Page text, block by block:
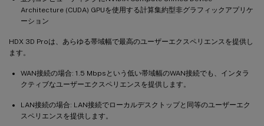
Architecture (CUDA) GPUを使用する計算集約型非グラフィックアプリケ
ーション
HDX 3D Proは、あらゆる帯域幅で最高のユーザーエクスペリエンスを提供し
ます。
WAN接続の場合: 1.5 Mbpsという低い帯域幅のWAN接続でも、インタラ
クティブなユーザーエクスペリエンスを提供します。
LAN接続の場合: LAN接続でローカルデスクトップと同等のユーザーエク
スペリエンスを提供します。